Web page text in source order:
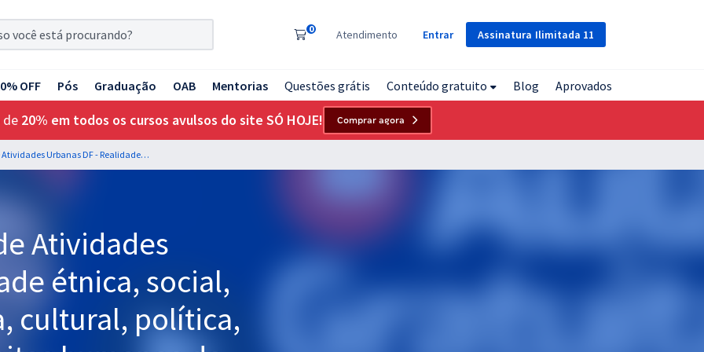
Assinatura Ilimitada 11
0 Atendimento Entrar
OFF Pós Graduação OAB Mentorias Questões grátis Conteúdo gratuito Blog Aprovados
de 20% em todos os cursos avulsos do site SÓ HOJE! Comprar agora
VISA DF - Auditoria de Atividades Urbanas DF - Realidade étnica, social, histórica, geográfica, cultural, política, econômica e de direitos humanos do DF e da RIDE para - Professora: Rebecca Guimarães
Atividades
étnica, social,
cultural, política,